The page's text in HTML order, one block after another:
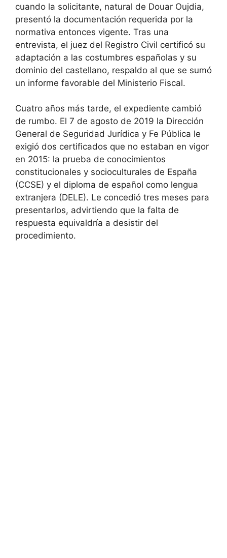
cuando la solicitante, natural de Douar Oujdia,
presentó la documentación requerida por la
normativa entonces vigente. Tras una
entrevista, el juez del Registro Civil certificó su
adaptación a las costumbres españolas y su
dominio del castellano, respaldo al que se sumó
un informe favorable del Ministerio Fiscal.
Cuatro años más tarde, el expediente cambió
de rumbo. El 7 de agosto de 2019 la Dirección
General de Seguridad Jurídica y Fe Pública le
exigió dos certificados que no estaban en vigor
en 2015: la prueba de conocimientos
constitucionales y socioculturales de España
(CCSE) y el diploma de español como lengua
extranjera (DELE). Le concedió tres meses para
presentarlos, advirtiendo que la falta de
respuesta equivaldría a desistir del
procedimiento.